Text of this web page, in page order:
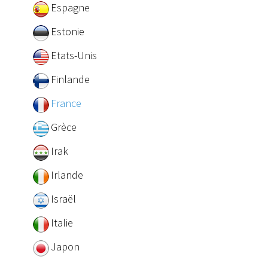
Espagne
Estonie
Etats-Unis
Finlande
France
Grèce
Irak
Irlande
Israël
Italie
Japon